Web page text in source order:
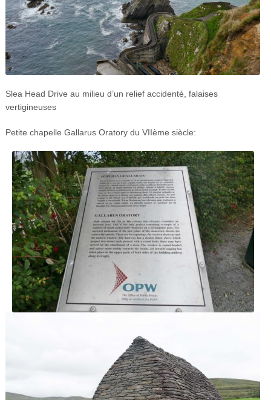
Slea Head Drive au milieu d’un relief accidenté, falaises
vertigineuses
Petite chapelle Gallarus Oratory du VIIème siècle: